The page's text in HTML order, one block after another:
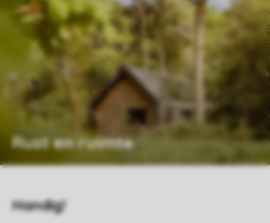
Rust en ruimte
Handig!